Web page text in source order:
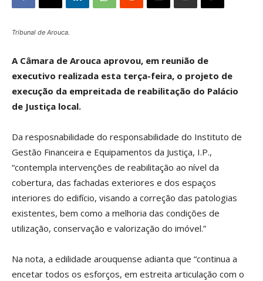
Tribunal de Arouca.
A Câmara de Arouca aprovou, em reunião de
executivo realizada esta terça-feira, o projeto de
execução da empreitada de reabilitação do Palácio
de Justiça local.
Da resposnabilidade do responsabilidade do Instituto de
Gestão Financeira e Equipamentos da Justiça, I.P.,
“contempla intervenções de reabilitação ao nível da
cobertura, das fachadas exteriores e dos espaços
interiores do edifício, visando a correção das patologias
existentes, bem como a melhoria das condições de
utilização, conservação e valorização do imóvel.”
Na nota, a edilidade arouquense adianta que “continua a
encetar todos os esforços, em estreita articulação com o